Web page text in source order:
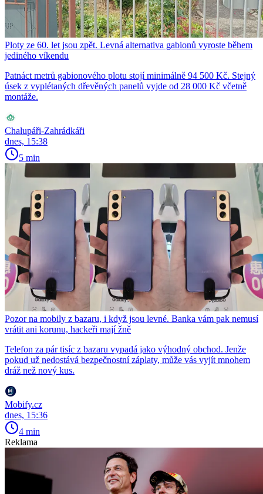
Ploty ze 60. let jsou zpět. Levná alternativa gabionů vyroste během
jediného víkendu
Patnáct metrů gabionového plotu stojí minimálně 94 500 Kč. Stejný
úsek z vyplétaných dřevěných panelů vyjde od 28 000 Kč včetně
montáže.
Chalupáři-Zahrádkáři
dnes, 15:38
5 min
Pozor na mobily z bazaru, i když jsou levné. Banka vám pak nemusí
vrátit ani korunu, hackeři mají žně
Telefon za pár tisíc z bazaru vypadá jako výhodný obchod. Jenže
pokud už nedostává bezpečnostní záplaty, může vás vyjít mnohem
dráž než nový kus.
Mobify.cz
dnes, 15:36
4 min
Reklama